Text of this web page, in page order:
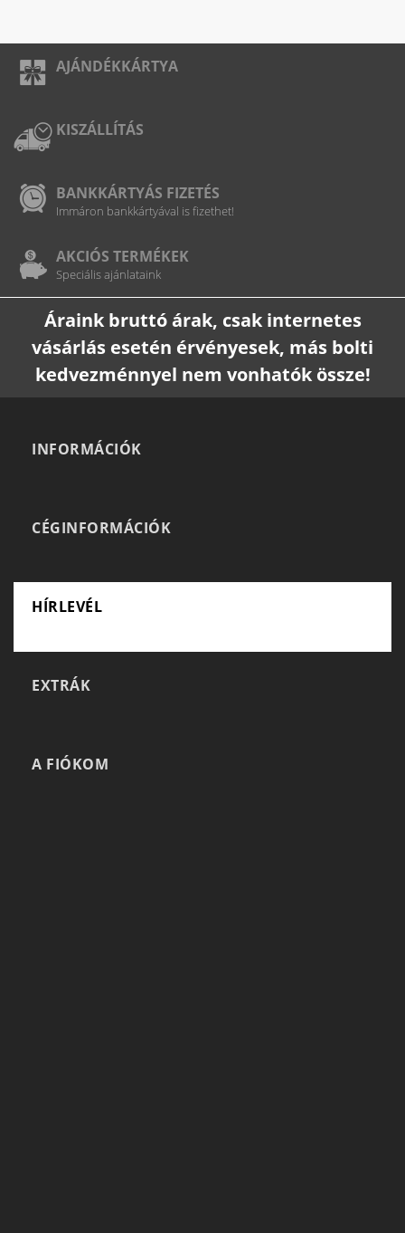
AJÁNDÉKKÁRTYA
KISZÁLLÍTÁS
BANKKÁRTYÁS FIZETÉS
Immáron bankkártyával is fizethet!
AKCIÓS TERMÉKEK
Speciális ajánlataink
Áraink bruttó árak, csak internetes
vásárlás esetén érvényesek, más bolti
kedvezménnyel nem vonhatók össze!
INFORMÁCIÓK
CÉGINFORMÁCIÓK
HÍRLEVÉL
EXTRÁK
A FIÓKOM